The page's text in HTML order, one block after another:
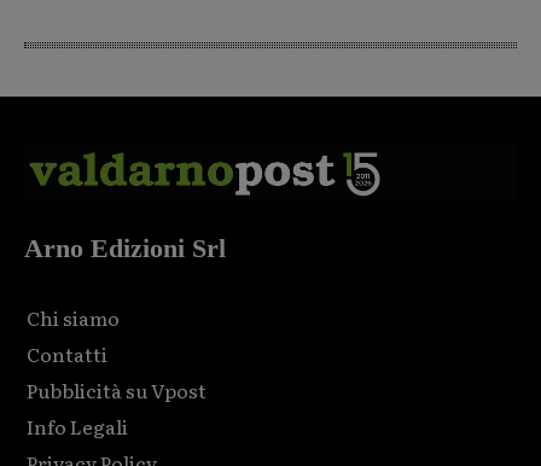
Arno Edizioni Srl
Chi siamo
Contatti
Pubblicità su Vpost
Info Legali